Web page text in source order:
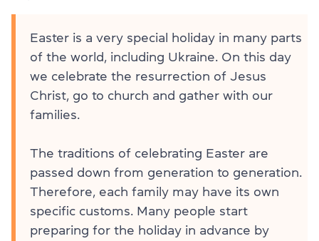
Easter is a very special holiday in many parts
of the world, including Ukraine. On this day
we celebrate the resurrection of Jesus
Christ, go to church and gather with our
families.
The traditions of celebrating Easter are
passed down from generation to generation.
Therefore, each family may have its own
specific customs. Many people start
preparing for the holiday in advance by